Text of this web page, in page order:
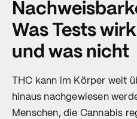
Was Tests
und was nicht
THC kann im Körper weit
hinaus nachgewiesen
Menschen, die Cannabis